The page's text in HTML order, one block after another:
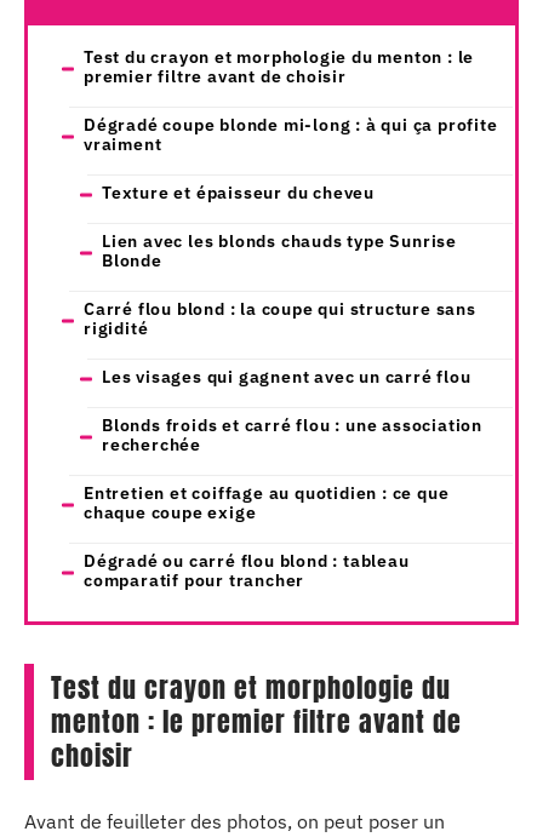
Test du crayon et morphologie du menton : le
premier filtre avant de choisir
Dégradé coupe blonde mi-long : à qui ça profite
vraiment
Texture et épaisseur du cheveu
Lien avec les blonds chauds type Sunrise
Blonde
Carré flou blond : la coupe qui structure sans
rigidité
Les visages qui gagnent avec un carré flou
Blonds froids et carré flou : une association
recherchée
Entretien et coiffage au quotidien : ce que
chaque coupe exige
Dégradé ou carré flou blond : tableau
comparatif pour trancher
Test du crayon et morphologie du
menton : le premier filtre avant de
choisir
Avant de feuilleter des photos, on peut poser un